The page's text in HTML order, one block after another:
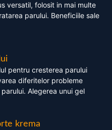
versatil, folosit in mai multe
parului. Beneficiile sale
pentru cresterea parului
diferitelor probleme
Alegerea unui gel
krema